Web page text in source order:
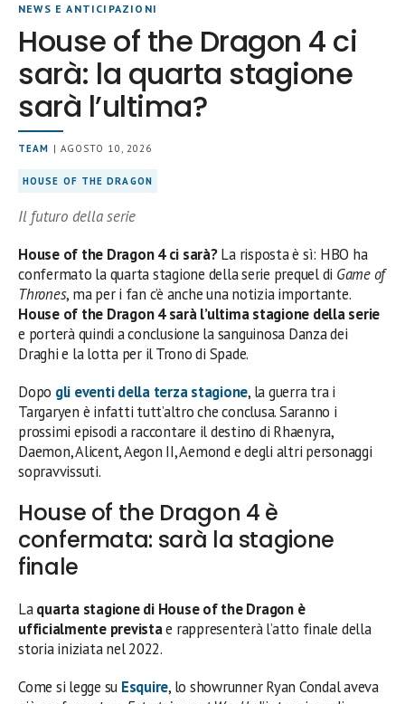
NEWS E ANTICIPAZIONI
House of the Dragon 4 ci
sarà: la quarta stagione
sarà l’ultima?
TEAM | AGOSTO 10, 2026
HOUSE OF THE DRAGON
Il futuro della serie
House of the Dragon 4 ci sarà?La risposta è sì: HBO ha
confermato la quarta stagione della serie prequel di Game of
Thrones, ma per i fan c’è anche una notizia importante.
House of the Dragon 4 sarà l’ultima stagione della serie
e porterà quindi a conclusione la sanguinosa Danza dei
Draghi e la lotta per il Trono di Spade.
Dopo gli eventi della terza stagione, la guerra tra i
Targaryen è infatti tutt’altro che conclusa. Saranno i
prossimi episodi a raccontare il destino di Rhaenyra,
Daemon, Alicent, Aegon II, Aemond e degli altri personaggi
sopravvissuti.
House of the Dragon 4 è
confermata: sarà la stagione
finale
Laquarta stagione di House of the Dragon è
ufficialmente previstae rappresenterà l’atto finale della
storia iniziata nel 2022.
Come si legge su Esquire, lo showrunner Ryan Condal aveva